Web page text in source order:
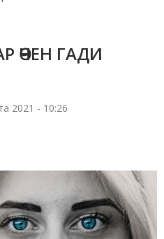
ӨЧЕН ГАДИ
2021 - 10:26